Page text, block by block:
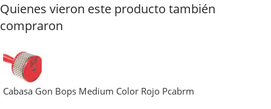
Quienes vieron este producto también
compraron
Cabasa Gon Bops Medium Color Rojo Pcabrm